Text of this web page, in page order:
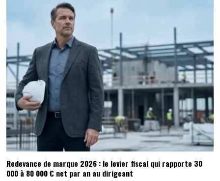
Redevance de marque 2026 : le levier fiscal qui rapporte 30
000 à 80 000 € net par an au dirigeant